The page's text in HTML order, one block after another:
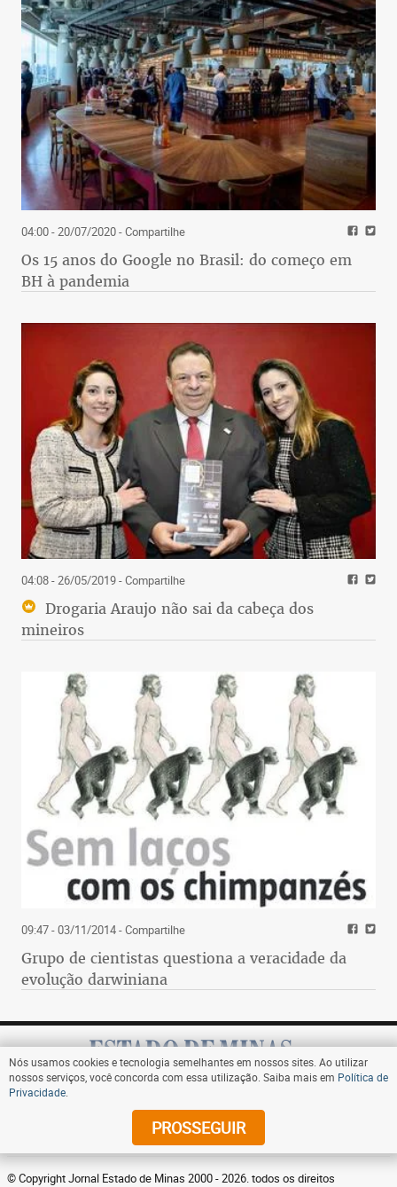
04:00 - 20/07/2020- Compartilhe
Os 15 anos do Google no Brasil: do começo em
BH à pandemia
04:08 - 26/05/2019- Compartilhe
Drogaria Araujo não sai da cabeça dos
mineiros
09:47 - 03/11/2014- Compartilhe
Grupo de cientistas questiona a veracidade da
evolução darwiniana
Assine
© Copyright Jornal Estado de Minas 2000 - 2026. todos os direitos
Nós usamos cookies e tecnologia semelhantes em nossos sites. Ao utilizar
nossos serviços, você concorda com essa utilização. Saiba mais em Política de
Privacidade
PROSSEGUIR